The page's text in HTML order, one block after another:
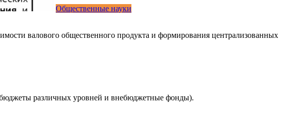
Общественные науки
валового общественного продукта и формирования централизованных
различных уровней и внебюджетные фонды).